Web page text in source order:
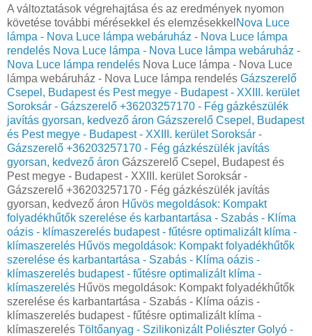
A változtatások végrehajtása és az eredmények nyomon
követése további mérésekkel és elemzésekkel Nova Luce
lámpa - Nova Luce lámpa webáruház - Nova Luce lámpa
rendelés Nova Luce lámpa - Nova Luce lámpa webáruház -
Nova Luce lámpa rendelés Nova Luce lámpa - Nova Luce
lámpa webáruház - Nova Luce lámpa rendelés Gázszerelő
Csepel, Budapest és Pest megye - Budapest - XXIII. kerület
Soroksár - Gázszerelő +36203257170 - Fég gázkészülék
javítás gyorsan, kedvező áron Gázszerelő Csepel, Budapest
és Pest megye - Budapest - XXIII. kerület Soroksár -
Gázszerelő +36203257170 - Fég gázkészülék javítás
gyorsan, kedvező áron Gázszerelő Csepel, Budapest és
Pest megye - Budapest - XXIII. kerület Soroksár -
Gázszerelő +36203257170 - Fég gázkészülék javítás
gyorsan, kedvező áron Hűvös megoldások: Kompakt
folyadékhűtők szerelése és karbantartása - Szabás - Klíma
oázis - klímaszerelés budapest - fűtésre optimalizált klíma -
klímaszerelés Hűvös megoldások: Kompakt folyadékhűtők
szerelése és karbantartása - Szabás - Klíma oázis -
klímaszerelés budapest - fűtésre optimalizált klíma -
klímaszerelés Hűvös megoldások: Kompakt folyadékhűtők
szerelése és karbantartása - Szabás - Klíma oázis -
klímaszerelés budapest - fűtésre optimalizált klíma -
klímaszerelés Töltőanyag - Szilikonizált Poliészter Golyó -